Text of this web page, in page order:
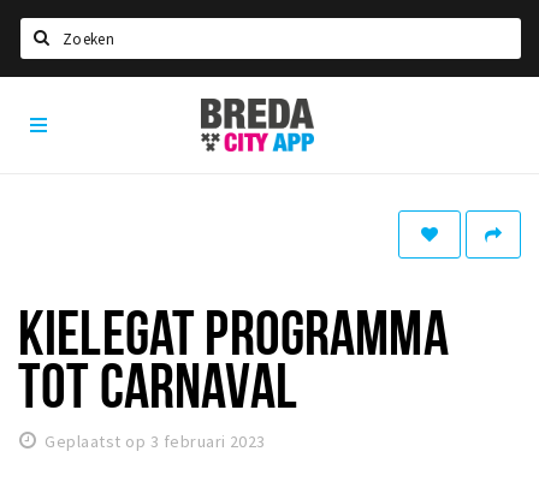
Home
Eten
Drinken
Slapen
Breda
City
App
KIELEGAT PROGRAMMA
TOT CARNAVAL
Geplaatst op 3 februari 2023